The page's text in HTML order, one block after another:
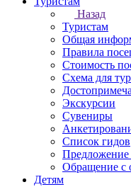
Назад
Туристам
Общая
Правила
Стоимость
Схема для
Экскурсии
Сувениры
Список гидов
Предложение
Обращение с
Детям